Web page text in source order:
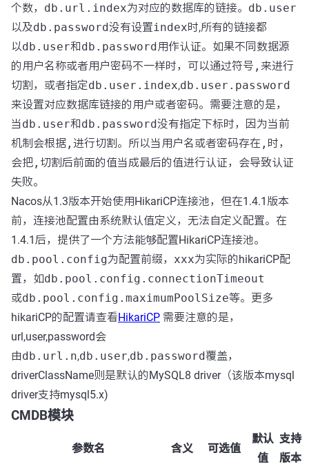
个数， db.url.index为对应的数据库的链接。 db.user
以及db.password没有设置index时,所有的链接都
以db.user和db.password用作认证。如果不同数据源
的用户名称或者用户密码不一样时，可以通过符号 , 来进行
切割，或者指定db.user.index,db.user.password
来设置对应数据库链接的用户或者密码。需要注意的是，
当db.user和db.password没有指定下标时，因为当前
机制会根据 , 进行切割。所以当用户名或者密码存在 , 时，
会把 , 切割后前面的值当成最后的值进行认证，会导致认证
失败。
Nacos从1.3版本开始使用HikariCP连接池，但在1.4.1版本
前，连接池配置由系统默认值定义，无法自定义配置。在
1.4.1后，提供了一个方法能够配置HikariCP连接池。
db.pool.config为配置前缀， xxx为实际的hikariCP配
置，如db.pool.config.connectionTimeout
或db.pool.config.maximumPoolSize等。更多
hikariCP的配置请查看HikariCP 需要注意的是，
url,user,password会
由db.url.n,db.user,db.password覆盖，
driverClassName则是默认的MySQL8 driver（该版本mysql
driver支持mysql5.x)
CMDB模块
参数名 含义 可选值
默认
值
支持
版本